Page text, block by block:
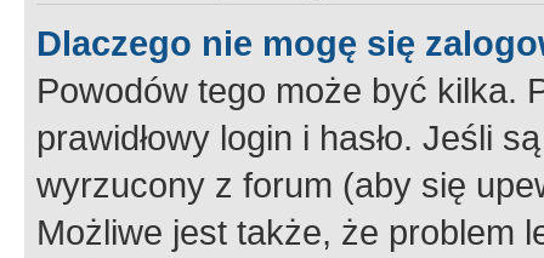
Dlaczego nie mogę się
Powodów tego może być kilka.
prawidłowy login i hasło. Jeśli
wyrzucony z forum (aby się
Możliwe jest także, że problem